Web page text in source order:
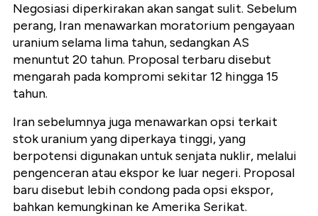
Negosiasi diperkirakan akan sangat sulit. Sebelum
perang, Iran menawarkan moratorium pengayaan
uranium selama lima tahun, sedangkan AS
menuntut 20 tahun. Proposal terbaru disebut
mengarah pada kompromi sekitar 12 hingga 15
tahun.
Iran sebelumnya juga menawarkan opsi terkait
stok uranium yang diperkaya tinggi, yang
berpotensi digunakan untuk senjata nuklir, melalui
pengenceran atau ekspor ke luar negeri. Proposal
baru disebut lebih condong pada opsi ekspor,
bahkan kemungkinan ke Amerika Serikat.